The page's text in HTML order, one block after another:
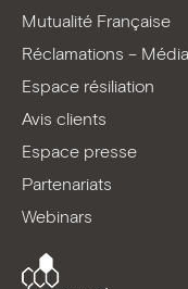
Mutualité Française
Réclamations –
Espace résiliation
Avis clients
Espace presse
Partenariats
Webinars